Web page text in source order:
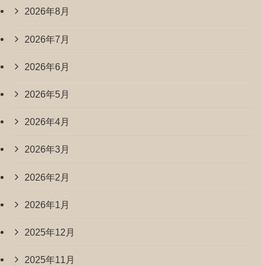
2026年8月
2026年7月
2026年6月
2026年5月
2026年4月
2026年3月
2026年2月
2026年1月
2025年12月
2025年11月